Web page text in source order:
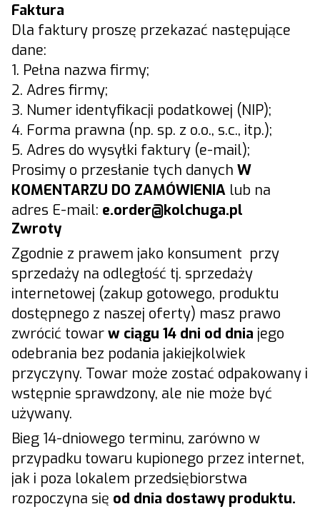
Faktura
Dla faktury proszę przekazać następujące
dane:
1. Pełna nazwa firmy;
2. Adres firmy;
3. Numer identyfikacji podatkowej (NIP);
4. Forma prawna (np. sp. z o.o., s.c., itp.);
5. Adres do wysyłki faktury (e-mail);
Prosimy o przesłanie tych danych W
KOMENTARZU DO ZAMÓWIENIA lub na
adres E-mail: e.order@kolchuga.pl
Zwroty
Zgodnie z prawem jako konsument przy
sprzedaży na odległość tj. sprzedaży
internetowej (zakup gotowego, produktu
dostępnego z naszej oferty) masz prawo
zwrócić towarw ciągu 14 dni od dnia jego
odebrania bez podania jakiejkolwiek
przyczyny. Towar może zostać odpakowany i
wstępnie sprawdzony, ale nie może być
używany.
Bieg 14-dniowego terminu, zarówno w
przypadku towaru kupionego przez internet,
jak i poza lokalem przedsiębiorstwa
rozpoczyna się od dnia dostawy produktu.